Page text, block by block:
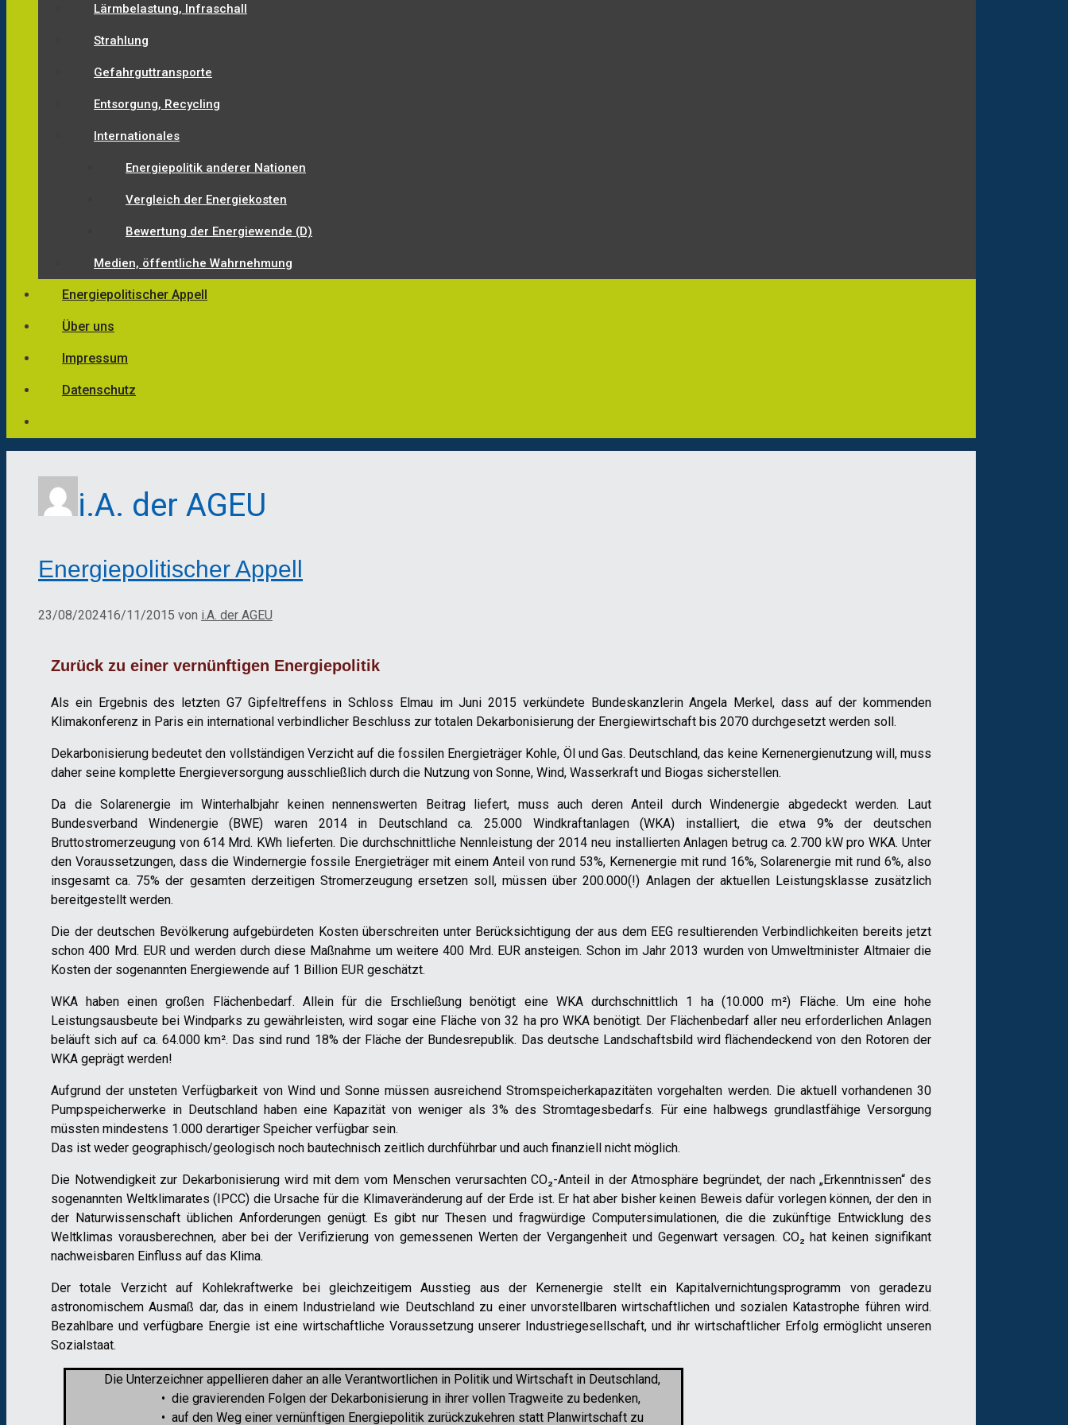
Lärmbelastung, Infraschall
Strahlung
Gefahrguttransporte
Entsorgung, Recycling
Internationales
Energiepolitik anderer Nationen
Vergleich der Energiekosten
Bewertung der Energiewende (D)
Medien, öffentliche Wahrnehmung
Energiepolitischer Appell
Über uns
Impressum
Datenschutz
i.A. der AGEU
Energiepolitischer Appell
23/08/202416/11/2015 von i.A. der AGEU
Zurück zu einer vernünftigen Energiepolitik
Als ein Ergebnis des letzten G7 Gipfeltreffens in Schloss Elmau im Juni 2015 verkündete Bundeskanzlerin Angela Merkel, dass auf der kommenden
Klimakonferenz in Paris ein international verbindlicher Beschluss zur totalen Dekarbonisierung der Energiewirtschaft bis 2070 durchgesetzt werden soll.
Dekarbonisierung bedeutet den vollständigen Verzicht auf die fossilen Energieträger Kohle, Öl und Gas. Deutschland, das keine Kernenergienutzung will, muss
daher seine komplette Energieversorgung ausschließlich durch die Nutzung von Sonne, Wind, Wasserkraft und Biogas sicherstellen.
Da die Solarenergie im Winterhalbjahr keinen nennenswerten Beitrag liefert, muss auch deren Anteil durch Windenergie abgedeckt werden. Laut
Bundesverband Windenergie (BWE) waren 2014 in Deutschland ca. 25.000 Windkraftanlagen (WKA) installiert, die etwa 9% der deutschen
Bruttostromerzeugung von 614 Mrd. KWh lieferten. Die durchschnittliche Nennleistung der 2014 neu installierten Anlagen betrug ca. 2.700 kW pro WKA. Unter
den Voraussetzungen, dass die Windernergie fossile Energieträger mit einem Anteil von rund 53%, Kernenergie mit rund 16%, Solarenergie mit rund 6%, also
insgesamt ca. 75% der gesamten derzeitigen Stromerzeugung ersetzen soll, müssen über 200.000(!) Anlagen der aktuellen Leistungsklasse zusätzlich
bereitgestellt werden.
Die der deutschen Bevölkerung aufgebürdeten Kosten überschreiten unter Berücksichtigung der aus dem EEG resultierenden Verbindlichkeiten bereits jetzt
schon 400 Mrd. EUR und werden durch diese Maßnahme um weitere 400 Mrd. EUR ansteigen. Schon im Jahr 2013 wurden von Umweltminister Altmaier die
Kosten der sogenannten Energiewende auf 1 Billion EUR geschätzt.
WKA haben einen großen Flächenbedarf. Allein für die Erschließung benötigt eine WKA durchschnittlich 1 ha (10.000 m²) Fläche. Um eine hohe
Leistungsausbeute bei Windparks zu gewährleisten, wird sogar eine Fläche von 32 ha pro WKA benötigt. Der Flächenbedarf aller neu erforderlichen Anlagen
beläuft sich auf ca. 64.000 km². Das sind rund 18% der Fläche der Bundesrepublik. Das deutsche Landschaftsbild wird flächendeckend von den Rotoren der
WKA geprägt werden!
Aufgrund der unsteten Verfügbarkeit von Wind und Sonne müssen ausreichend Stromspeicherkapazitäten vorgehalten werden. Die aktuell vorhandenen 30
Pumpspeicherwerke in Deutschland haben eine Kapazität von weniger als 3% des Stromtagesbedarfs. Für eine halbwegs grundlastfähige Versorgung
müssten mindestens 1.000 derartiger Speicher verfügbar sein.
Das ist weder geographisch/geologisch noch bautechnisch zeitlich durchführbar und auch finanziell nicht möglich.
Die Notwendigkeit zur Dekarbonisierung wird mit dem vom Menschen verursachten CO₂-Anteil in der Atmosphäre begründet, der nach „Erkenntnissen“ des
sogenannten Weltklimarates (IPCC) die Ursache für die Klimaveränderung auf der Erde ist. Er hat aber bisher keinen Beweis dafür vorlegen können, der den in
der Naturwissenschaft üblichen Anforderungen genügt. Es gibt nur Thesen und fragwürdige Computersimulationen, die die zukünftige Entwicklung des
Weltklimas vorausberechnen, aber bei der Verifizierung von gemessenen Werten der Vergangenheit und Gegenwart versagen. CO₂ hat keinen signifikant
nachweisbaren Einfluss auf das Klima.
Der totale Verzicht auf Kohlekraftwerke bei gleichzeitigem Ausstieg aus der Kernenergie stellt ein Kapitalvernichtungsprogramm von geradezu
astronomischem Ausmaß dar, das in einem Industrie­land wie Deutschland zu einer unvorstellbaren wirtschaftlichen und sozialen Katastrophe führen wird.
Bezahlbare und verfügbare Energie ist eine wirtschaftliche Voraussetzung unserer Industriegesellschaft, und ihr wirtschaftlicher Erfolg ermöglicht unseren
Sozialstaat.
Die Unterzeichner appellieren daher an alle Verantwortlichen in Politik und Wirtschaft in Deutschland,
• die gravierenden Folgen der Dekarbonisierung in ihrer vollen Tragweite zu bedenken,
• auf den Weg einer vernünftigen Energiepolitik zurückzukehren statt Planwirtschaft zu